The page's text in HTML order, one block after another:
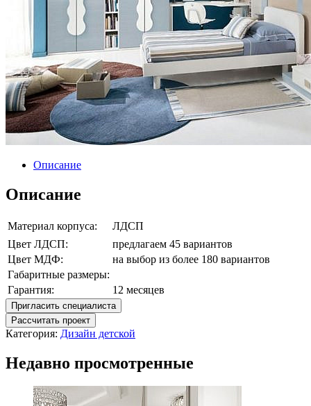
Описание
Описание
Материал корпуса:
ЛДСП
Цвет ЛДСП:
предлагаем 45 вариантов
Цвет МДФ:
на выбор из более 180 вариантов
Габаритные размеры:
Гарантия:
12 месяцев
Пригласить специалиста
Рассчитать проект
Категория: Дизайн детской
Недавно просмотренные